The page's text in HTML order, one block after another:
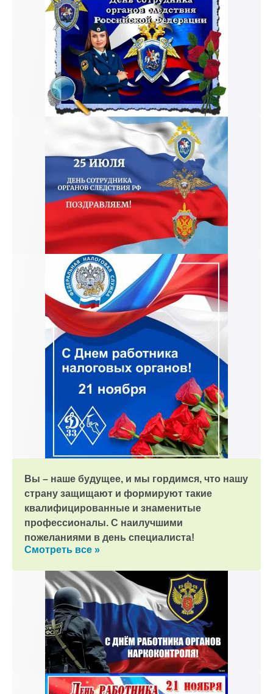
Вы – наше будущее, и мы гордимся, что нашу
страну защищают и формируют такие
квалифицированные и знаменитые
профессионалы. С наилучшими
пожеланиями в день специалиста!
Смотреть все »